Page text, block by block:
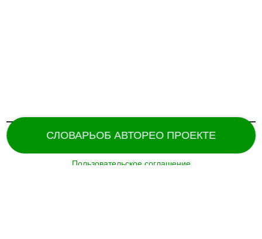
СЛОВАРЬОБ АВТОРЕО ПРОЕКТЕ
Пользовательское соглашение